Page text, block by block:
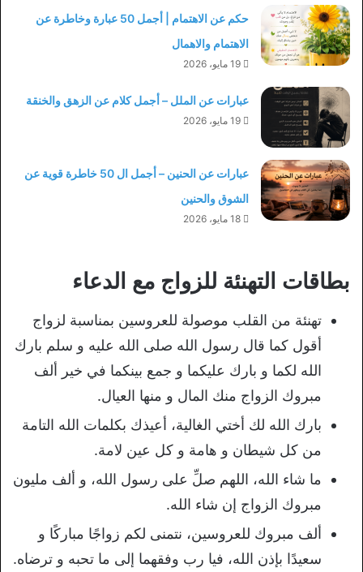
حكم عن الاهتمام | أجمل 50 عبارة وخاطرة عن
الاهتمام والاهمال
19 مايو، 2026
عبارات عن الملل – أجمل كلام عن الزهق والخنقة
19 مايو، 2026
عبارات عن الحنين – أجمل ال 50 خاطرة قوية عن
الشوق والحنين
18 مايو، 2026
بطاقات التهنئة للزواج مع الدعاء
تهنئة من القلب موصولة للعروسين بمناسبة لزواج
أقول كما قال رسول الله صلى الله عليه و سلم بارك
الله لكما و بارك عليكما و جمع بينكما في خير ألف
مبروك الزواج منك المال و منها العيال.
بارك الله لك أختي الغالية، أعيذك بكلمات الله التامة
من كل شيطان و هامة و كل عين لامة.
ما شاء الله، اللهم صلِّ على رسول الله، و ألف مليون
مبروك الزواج إن شاء الله.
ألف مبروك للعروسين، نتمنى لكم زواجًا مباركًا و
سعيدًا بإذن الله، فيا رب وفقهما إلى ما تحبه و ترضاه.